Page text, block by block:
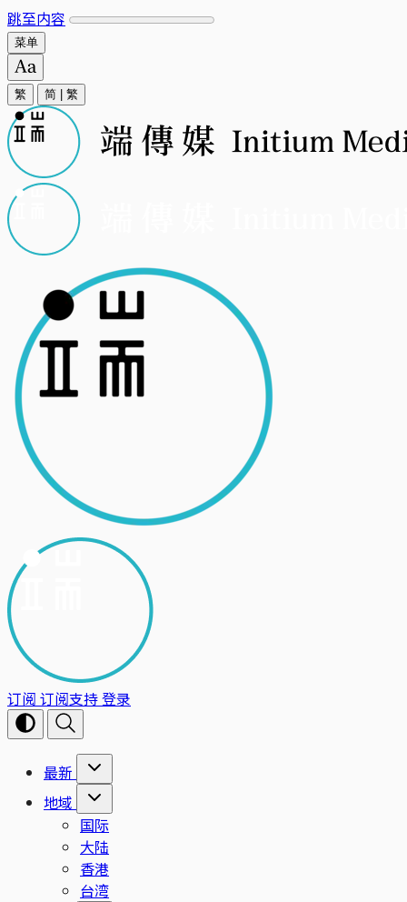
跳至内容
菜单
繁 简 繁
订阅 订阅支持登录
最新
地域
国际
大陆
香港
台湾